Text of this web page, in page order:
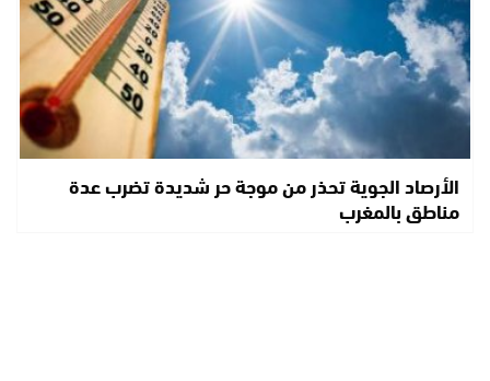
الأرصاد الجوية تحذر من موجة حر شديدة تضرب عدة
مناطق بالمغرب